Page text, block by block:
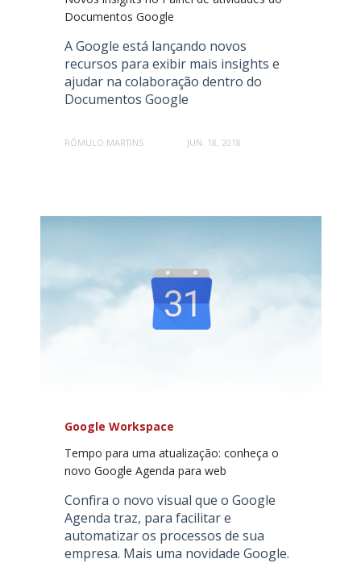
Documentos Google
A Google está lançando novos
recursos para exibir mais insights e
ajudar na colaboração dentro do
Documentos Google
RÔMULO MARTINS JUN. 18, 2018
Google Workspace
Tempo para uma atualização: conheça o
novo Google Agenda para web
Confira o novo visual que o Google
Agenda traz, para facilitar e
automatizar os processos de sua
empresa. Mais uma novidade Google.